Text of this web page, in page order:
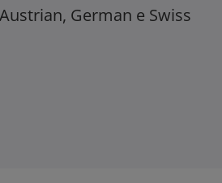
German e Swiss